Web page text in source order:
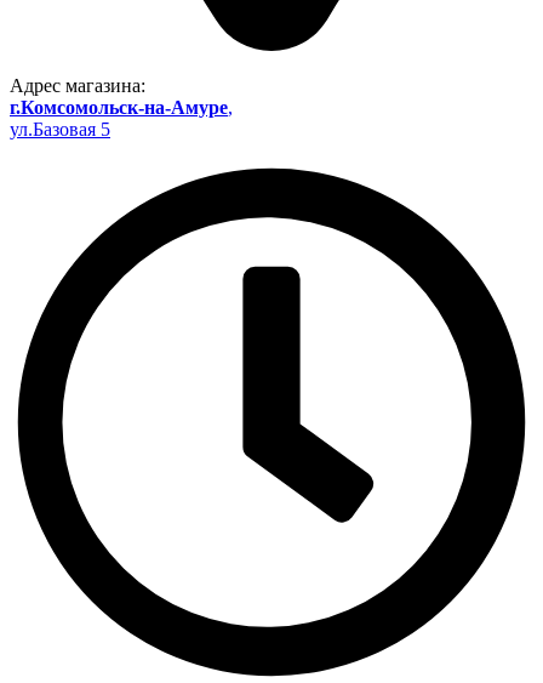
Адрес магазина:
г.Комсомольск-на-Амуре,
ул.Базовая 5